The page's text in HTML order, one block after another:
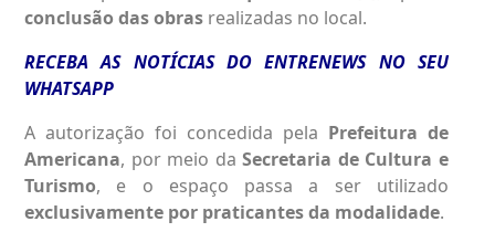
conclusão das obras realizadas no local.
RECEBA AS NOTÍCIAS DO ENTRENEWS NO SEU
WHATSAPP
A autorização foi concedida pela Prefeitura de
Americana, por meio daSecretaria de Cultura e
Turismo, e o espaço passa a ser utilizado
exclusivamente por praticantes da modalidade.